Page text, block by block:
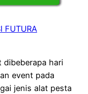
FUTURA
dibeberapa hari
event pada
jenis alat pesta